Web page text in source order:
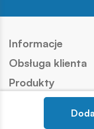
Informacje
Obsługa klienta
Produkty
Kontakt